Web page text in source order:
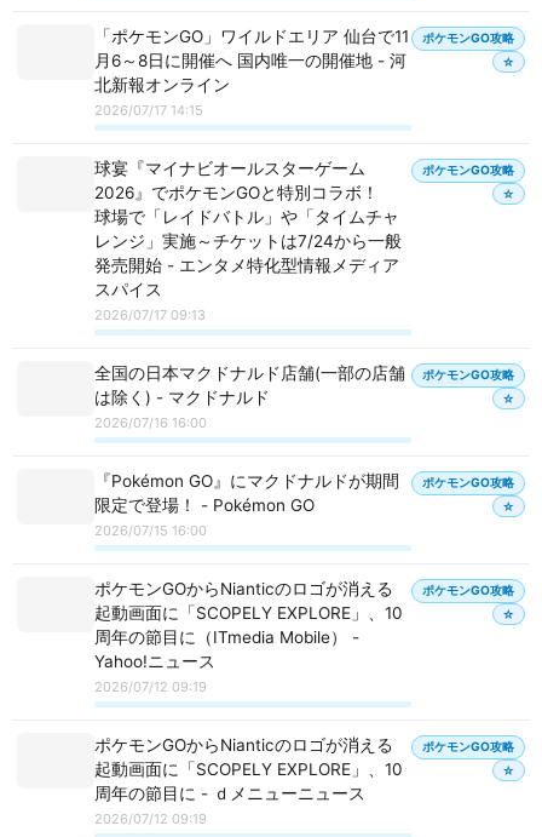
「ポケモンGO」ワイルドエリア 仙台で11
月6～8日に開催へ 国内唯一の開催地 - 河
北新報オンライン
2026/07/17 14:15
ポケモンGO攻略
☆
球宴『マイナビオールスターゲーム
2026』でポケモンGOと特別コラボ！
球場で「レイドバトル」や「タイムチャ
レンジ」実施～チケットは7/24から一般
発売開始 - エンタメ特化型情報メディア
スパイス
2026/07/17 09:13
ポケモンGO攻略
☆
全国の日本マクドナルド店舗(一部の店舗
は除く) - マクドナルド
2026/07/16 16:00
ポケモンGO攻略
☆
『Pokémon GO』にマクドナルドが期間
限定で登場！ - Pokémon GO
2026/07/15 16:00
ポケモンGO攻略
☆
ポケモンGOからNianticのロゴが消える
起動画面に「SCOPELY EXPLORE」、10
周年の節目に（ITmedia Mobile） -
Yahoo!ニュース
2026/07/12 09:19
ポケモンGO攻略
☆
ポケモンGOからNianticのロゴが消える
起動画面に「SCOPELY EXPLORE」、10
周年の節目に - ｄメニューニュース
2026/07/12 09:19
ポケモンGO攻略
☆